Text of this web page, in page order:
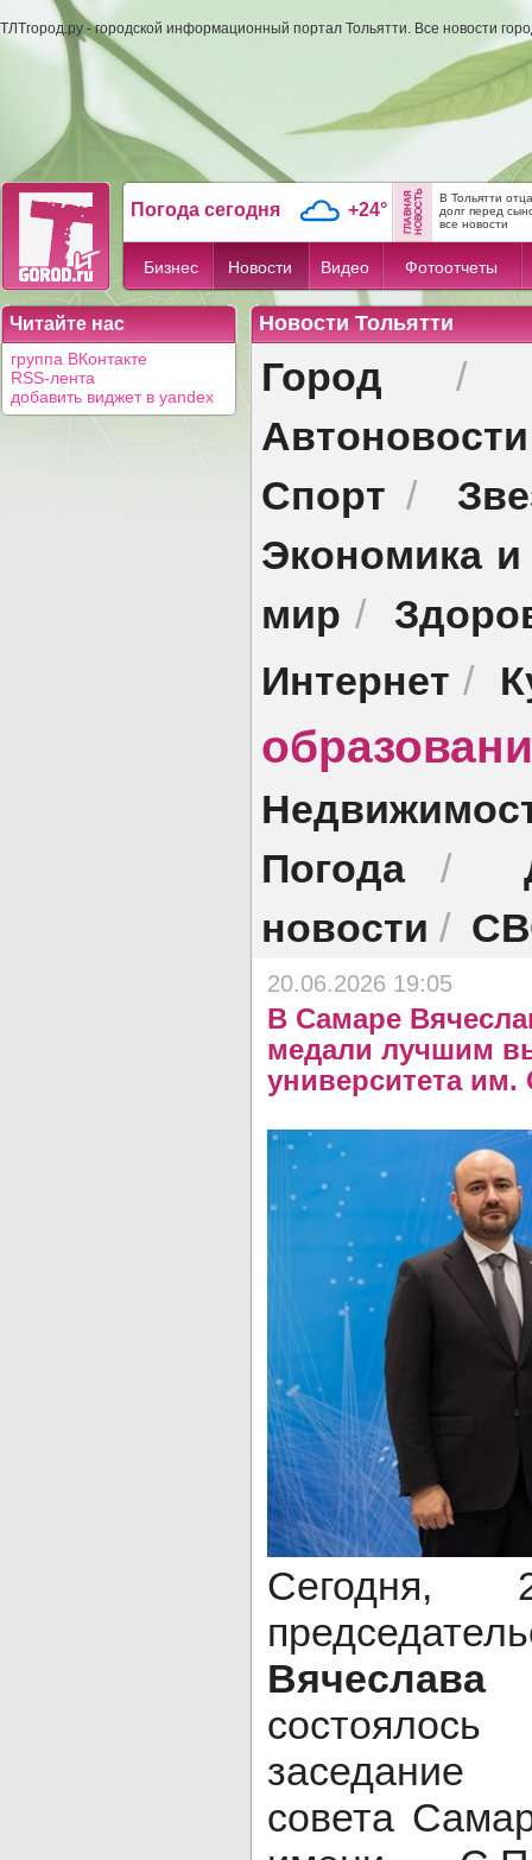
ТЛТгород.ру - городской информационный портал Тольятти. Все новости
Погода сегодня +24°
В Тольятти
долг перед
все новости
Бизнес Новости Видео Фотоотчеты
Читайте нас
группа ВКонтакте
RSS-лента
добавить виджет в yandex
Новости Тольятти
Город
Автоновости
Спорт /
Экономика
мир /
Интернет /
Погода/
новости /
20.06.2026 19:05
В Самаре
медали лучшим
университета
заседание
совета